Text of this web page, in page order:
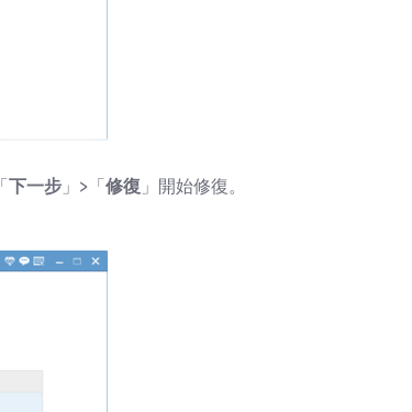
下一步」>「修復 」開始修復。